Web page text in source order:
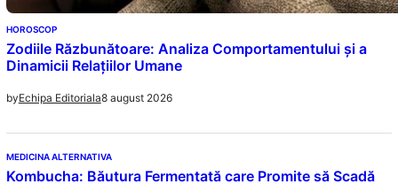
HOROSCOP
Zodiile Răzbunătoare: Analiza Comportamentului și a
Dinamicii Relațiilor Umane
byEchipa Editoriala8 august 2026
MEDICINA ALTERNATIVA
Kombucha: Băutura Fermentată care Promite să Scadă